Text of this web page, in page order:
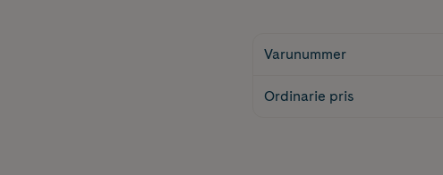
Varunummer
Ordinarie pris